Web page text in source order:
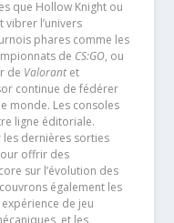
que Hollow Knight ou
vibrer l’univers
phares comme les
de CS:GO, ou
de Valorantet
continue de fédérer
monde. Les consoles
ligne éditoriale.
les dernières sorties
offrir des
sur l’évolution des
également les
de jeu
et les